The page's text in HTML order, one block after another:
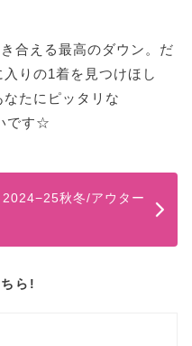
合える最高のダウン。だ
りの1着を見つけほし
たにピッタリな
です☆
秋冬/アウター
ら!